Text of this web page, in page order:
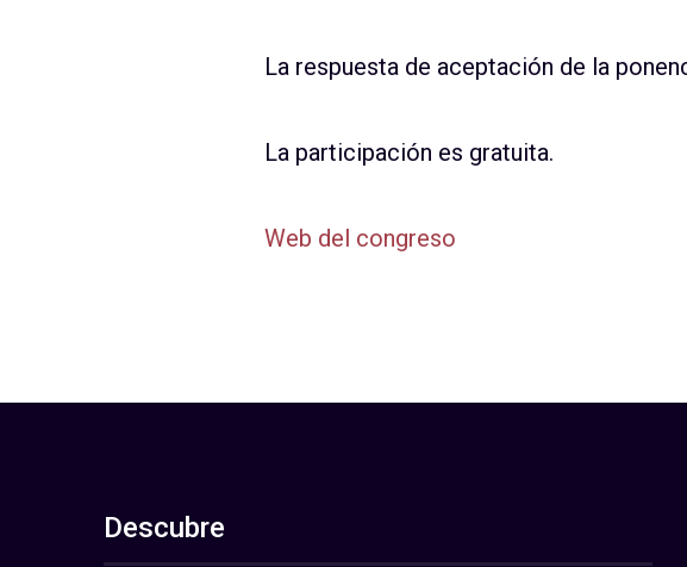
La respuesta de aceptación de la
La participación es gratuita.
Web del congreso
Descubre